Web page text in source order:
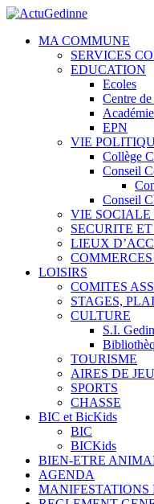
MA COMMUNE
SERVICES
EDUCATION
Ecoles
Centre
EPN
VIE
Collège
Conseil
Conseil
VIE SOCIALE
SECURITE
LIEUX
LOISIRS
COMITES
STAGES,
CULTURE
S.I.
TOURISME
AIRES DE
SPORTS
CHASSE
BIC et BicKids
BIC
BICKids
BIEN-ETRE
AGENDA
MANIFESTATIONS